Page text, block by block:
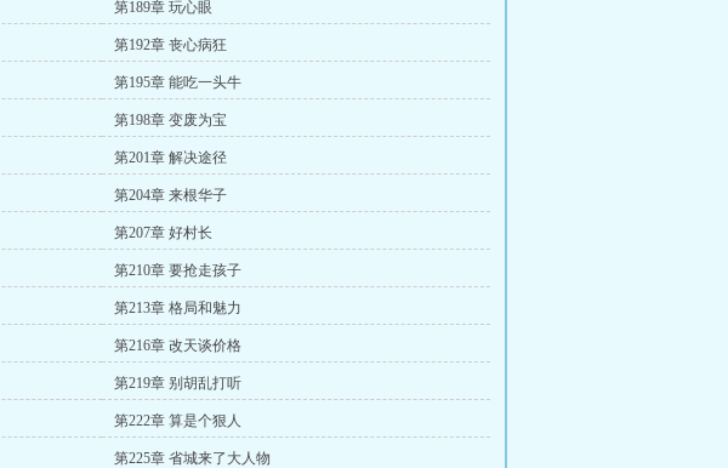
第189章 玩心眼
第192章 丧心病狂
第195章 能吃一头牛
第198章 变废为宝
第201章 解决途径
第204章 来根华子
第207章 好村长
第210章 要抢走孩子
第213章 格局和魅力
第216章 改天谈价格
第219章 别胡乱打听
第222章 算是个狠人
第225章 省城来了大人物